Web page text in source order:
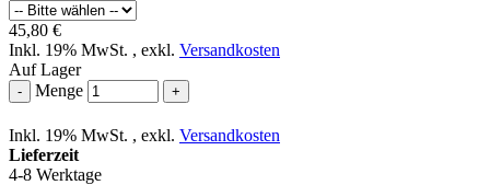
45,80 €
Inkl. 19% MwSt. , exkl. Versandkosten
Auf Lager
- Menge +
Inkl. 19% MwSt. , exkl. Versandkosten
Lieferzeit
4-8 Werktage